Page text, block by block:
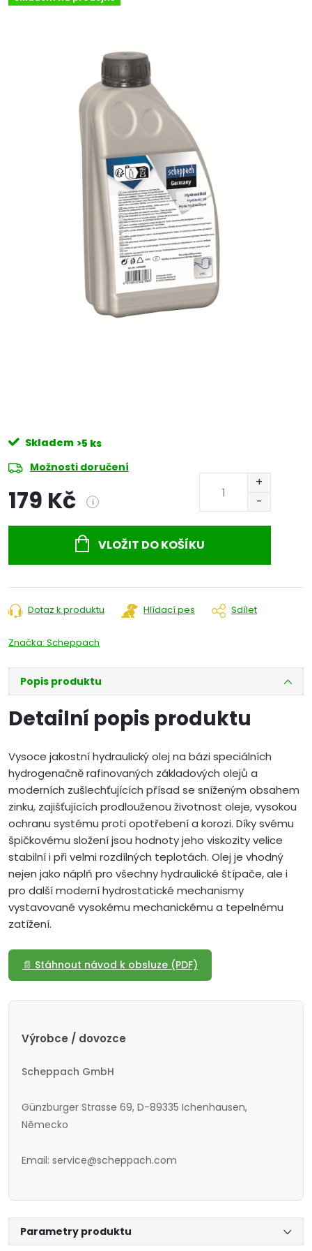
Skladem >5 ks
Možnosti doručení
179 Kč i
VLOŽIT DO KOŠÍKU
Dotaz k produktu Hlídací pes Sdílet
Značka: Scheppach
Popis produktu
Detailní popis produktu
Vysoce jakostní hydraulický olej na bázi speciálních
hydrogenačně rafinovaných základových olejů a
moderních zušlechťujících přísad se sníženým obsahem
zinku, zajišťujících prodlouženou životnost oleje, vysokou
ochranu systému proti opotřebení a korozi. Díky svému
špičkovému složení jsou hodnoty jeho viskozity velice
stabilní i při velmi rozdílných teplotách. Olej je vhodný
nejen jako náplň pro všechny hydraulické štípače, ale i
pro další moderní hydrostatické mechanismy
vystavované vysokému mechanickému a tepelnému
zatížení.
📄 Stáhnout návod k obsluze (PDF)
Výrobce / dovozce
Scheppach GmbH
Günzburger Strasse 69, D-89335 Ichenhausen,
Německo
Email: service@scheppach.com
Parametry produktu